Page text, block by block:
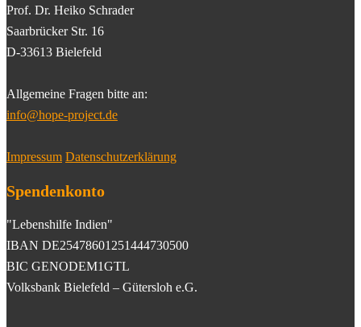
Prof. Dr. Heiko Schrader
Saarbrücker Str. 16
D-33613 Bielefeld
Allgemeine Fragen bitte an:
info@hope-project.de
Impressum Datenschutzerklärung
Spendenkonto
"Lebenshilfe Indien"
IBAN DE25478601251444730500
BIC GENODEM1GTL
Volksbank Bielefeld – Gütersloh e.G.